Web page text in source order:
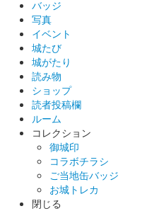
バッジ
写真
イベント
城たび
城がたり
読み物
ショップ
読者投稿欄
ルーム
コレクション
御城印
コラボチラシ
ご当地缶バッジ
お城トレカ
閉じる